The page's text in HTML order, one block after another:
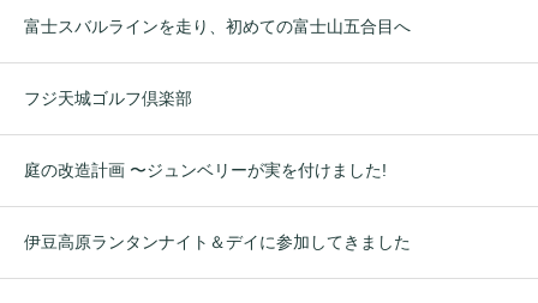
富士スバルラインを走り、初めての富士山五合目へ
フジ天城ゴルフ倶楽部
庭の改造計画 〜ジュンベリーが実を付けました!
伊豆高原ランタンナイト＆デイに参加してきました